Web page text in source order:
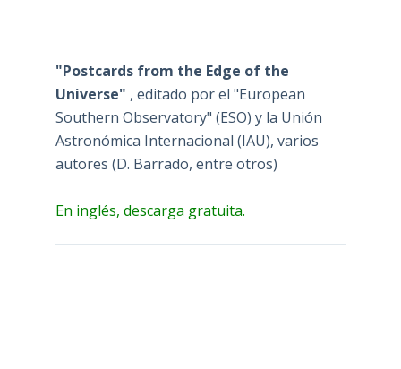
"Postcards from the Edge of the
Universe" , editado por el "European
Southern Observatory" (ESO) y la Unión
Astronómica Internacional (IAU), varios
autores (D. Barrado, entre otros)
En inglés, descarga gratuita.